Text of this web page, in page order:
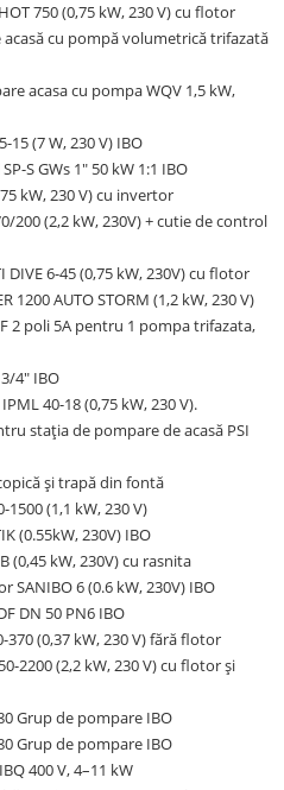
750 (0,75 kW, 230 V) cu flotor
cu pompă volumetrică trifazată
acasa cu pompa WQV 1,5 kW,
15 (7 W, 230 V) IBO
S GWs 1" 50 kW 1:1 IBO
kW, 230 V) cu invertor
200 (2,2 kW, 230V) + cutie de control
6-45 (0,75 kW, 230V) cu flotor
1200 AUTO STORM (1,2 kW, 230 V)
2 poli 5A pentru 1 pompa trifazata,
4" IBO
40-18 (0,75 kW, 230 V).
stația de pompare de acasă PSI
și trapă din fontă
(1,1 kW, 230 V)
(0.55kW, 230V) IBO
(0,45 kW, 230V) cu rasnita
6 (0.6 kW, 230V) IBO
DN 50 PN6 IBO
(0,37 kW, 230 V) fără flotor
2200 (2,2 kW, 230 V) cu flotor și
Grup de pompare IBO
Grup de pompare IBO
400 V, 4–11 kW